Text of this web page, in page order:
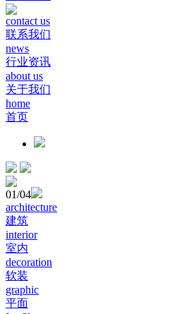
contact us
联系我们
news
行业资讯
about us
关于我们
home
首页
01/04
architecture
建筑
interior
室内
decoration
软装
graphic
平面